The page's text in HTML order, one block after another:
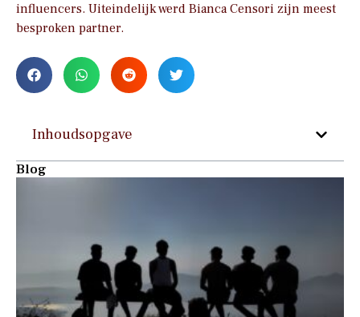
influencers. Uiteindelijk werd Bianca Censori zijn meest
besproken partner.
Inhoudsopgave
Blog